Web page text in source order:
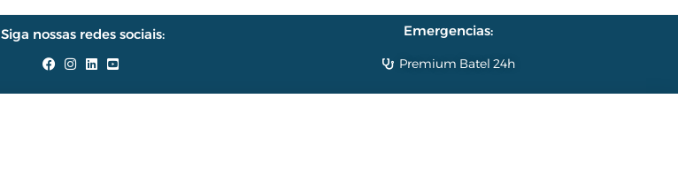
Siga nossas redes sociais: Emergencias:
Premium Batel 24h